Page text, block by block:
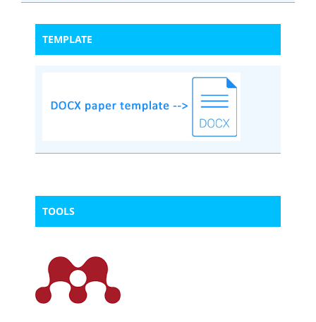
TEMPLATE
TOOLS